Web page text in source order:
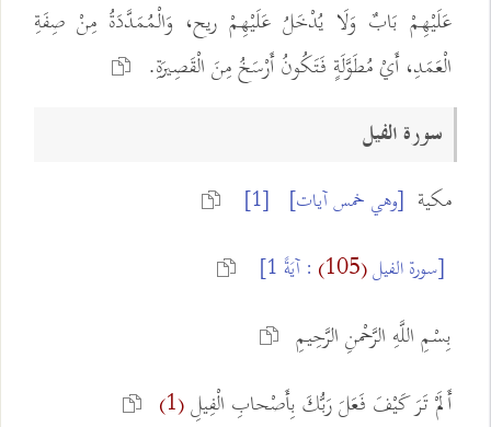
عَلَيْهِمْ بَابٌ وَلَا يُدْخَلُ عَلَيْهِمْ ريح، وَالْمُمَدَّدَةُ مِنْ صِفَةِ
الْعَمَدِ، أَيْ مُطَوَّلَةٍ فَتَكُونُ أَرْسَخُ مِنَ الْقَصِيرَةِ.
سورة الفيل
مكية [وهي خمس آيات] [1]
[سورة الفيل(105) : آيَةً 1]
بِسْمِ اللَّهِ الرَّحْمنِ الرَّحِيمِ
أَلَمْ تَرَ كَيْفَ فَعَلَ رَبُّكَ بِأَصْحابِ الْفِيلِ(1)